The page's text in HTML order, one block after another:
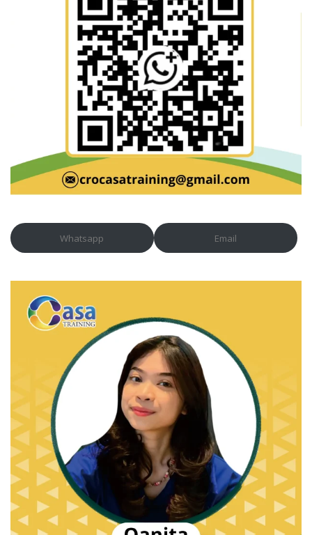
Whatsapp Email